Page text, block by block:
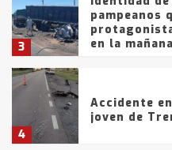
3
pampeanos
en la
4
Accidente
joven de